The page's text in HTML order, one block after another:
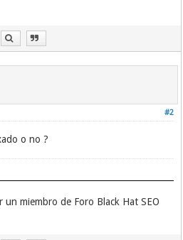
#2
o no ?
miembro de Foro Black Hat SEO